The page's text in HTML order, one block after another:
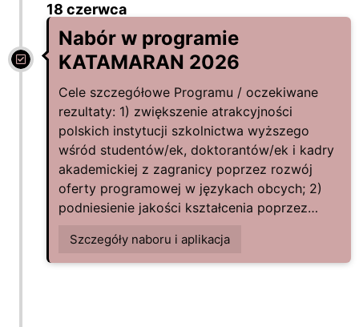
18 czerwca
Nabór w programie
KATAMARAN 2026
Cele szczegółowe Programu / oczekiwane
rezultaty: 1) zwiększenie atrakcyjności
polskich instytucji szkolnictwa wyższego
wśród studentów/ek, doktorantów/ek i kadry
akademickiej z zagranicy poprzez rozwój
oferty programowej w językach obcych; 2)
podniesienie jakości kształcenia poprzez…
Szczegóły naboru i aplikacja